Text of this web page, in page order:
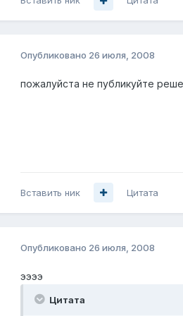
Опубликовано 26 июля, 2008
пожалуйста не публикуйте
Вставить ник Цитата
Опубликовано 26 июля, 2008
ээээ
Цитата